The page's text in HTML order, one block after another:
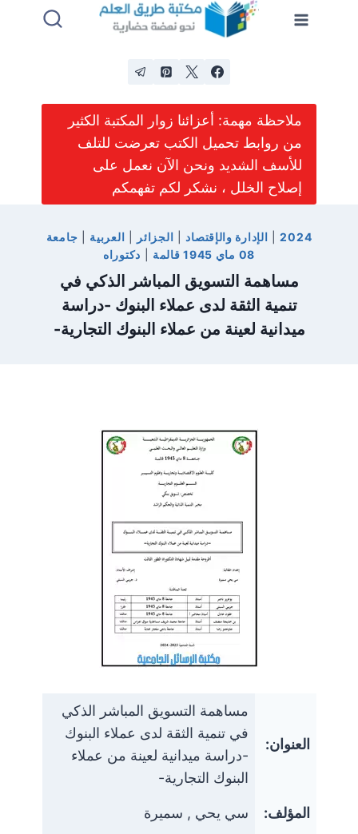
ملاحظة مهمة: أعزائنا زوار المكتبة الكثير
من روابط تحميل الكتب تعرضت للتلف
للأسف الشديد ونحن الآن نعمل على
إصلاح الخلل ، نشكر لكم تفهمكم
2024
| الإدارة والإقتصاد| الجزائر العربية
جامعة
08 ماي 1945 قالمة
دكتوراه
مساهمة التسويق المباشر الذكي في
تنمية الثقة لدى عملاء البنوك -دراسة
ميدانية لعينة من عملاء البنوك التجارية-
العنوان:
مساهمة التسويق المباشر الذكي
في تنمية الثقة لدى عملاء البنوك
-دراسة ميدانية لعينة من عملاء
البنوك التجارية-
المؤلف: سي يحي , سميرة